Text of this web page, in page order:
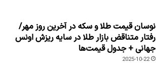
نوسان قیمت طلا و سکه در آخرین روز مهر/
رفتار متناقض بازار طلا در سایه ریزش اونس
جهانی + جدول قیمت‌ها
2025-10-22